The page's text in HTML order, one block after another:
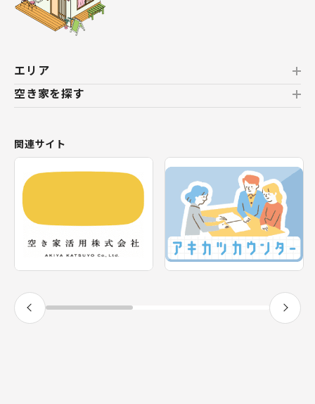
エリア
北海道
東北
関東
神奈川県
甲信越・北陸
東海
静岡県
空き家を探す
新着の空き家
テーマから探す
エリアから探す
関連サイト